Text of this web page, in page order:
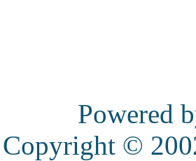
Powered
Copyright ©